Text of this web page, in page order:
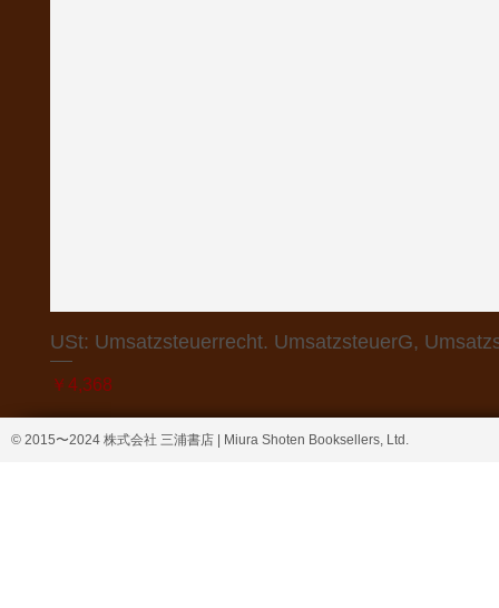
USt: Umsatzsteuerrecht. UmsatzsteuerG,
価格
￥4,368
© 2015〜2024 株式会社 三浦書店 | Miura Shoten Booksellers, Ltd.